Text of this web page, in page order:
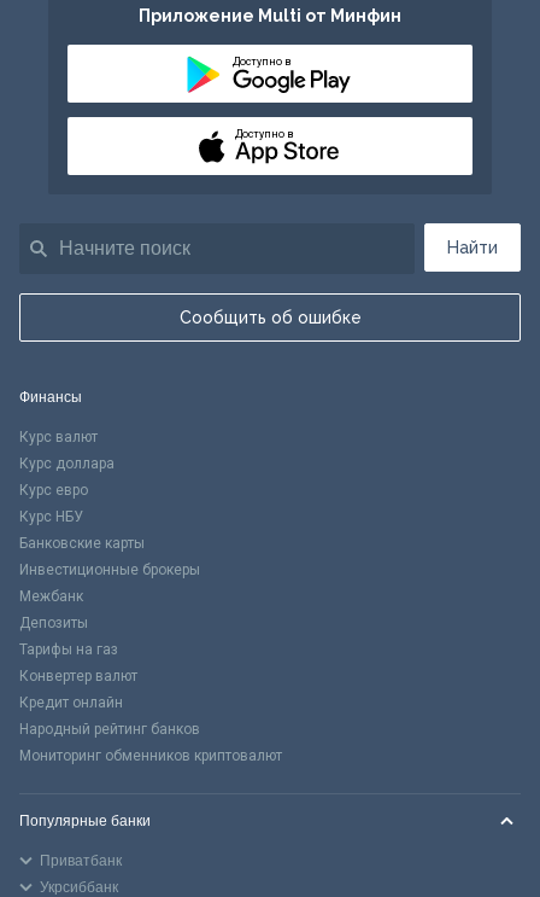
Найти
Сообщить об ошибке
Приложение Multi от Минфин
Доступно в
Доступно в
Финансы
Курс валют
Курс доллара
Курс евро
Курс НБУ
Банковские карты
Инвестиционные брокеры
Межбанк
Депозиты
Тарифы на газ
Конвертер валют
Кредит онлайн
Народный рейтинг банков
Мониторинг обменников криптовалют
Популярные банки
Приватбанк
Укрсиббанк